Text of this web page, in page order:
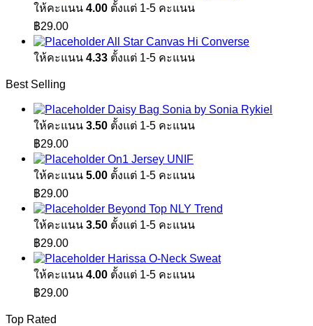
ให้คะแนน 4.00 ตั้งแต่ 1-5 คะแนน
฿29.00
All Star Canvas Hi Converse
ให้คะแนน 4.33 ตั้งแต่ 1-5 คะแนน
Best Selling
Daisy Bag Sonia by Sonia Rykiel
ให้คะแนน 3.50 ตั้งแต่ 1-5 คะแนน
฿29.00
On1 Jersey UNIF
ให้คะแนน 5.00 ตั้งแต่ 1-5 คะแนน
฿29.00
Beyond Top NLY Trend
ให้คะแนน 3.50 ตั้งแต่ 1-5 คะแนน
฿29.00
Harissa O-Neck Sweat
ให้คะแนน 4.00 ตั้งแต่ 1-5 คะแนน
฿29.00
Top Rated